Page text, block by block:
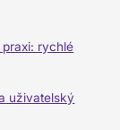
praxi: rychlé
uživatelský